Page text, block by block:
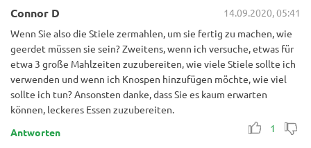
Connor D
14.09.2020, 05:41
Wenn Sie also die Stiele zermahlen, um sie fertig zu machen, wie
geerdet müssen sie sein? Zweitens, wenn ich versuche, etwas für
etwa 3 große Mahlzeiten zuzubereiten, wie viele Stiele sollte ich
verwenden und wenn ich Knospen hinzufügen möchte, wie viel
sollte ich tun? Ansonsten danke, dass Sie es kaum erwarten
können, leckeres Essen zuzubereiten.
1
Antworten